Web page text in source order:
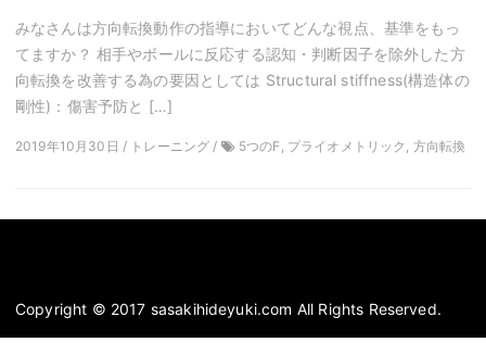
みなさんは方向転換動作の指導においてどんな視点、基準をもっ
てますか？ 相手やボールに反応する認知・判断因子を除外した方
向転換を改善する為の要因としては Structural stiffness(構造体の
剛性)：傷害予防と […]
2019年10月30日 / トレーニング / 5つのF, プライオメトリック, 方向転換
Copyright © 2017 sasakihideyuki.com All Rights Reserved.